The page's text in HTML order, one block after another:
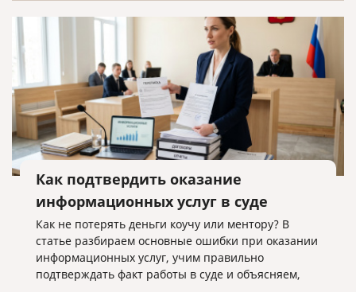
Как подтвердить оказание
информационных услуг в суде
Как не потерять деньги коучу или ментору? В
статье разбираем основные ошибки при оказании
информационных услуг, учим правильно
подтверждать факт работы в суде и объясняем,